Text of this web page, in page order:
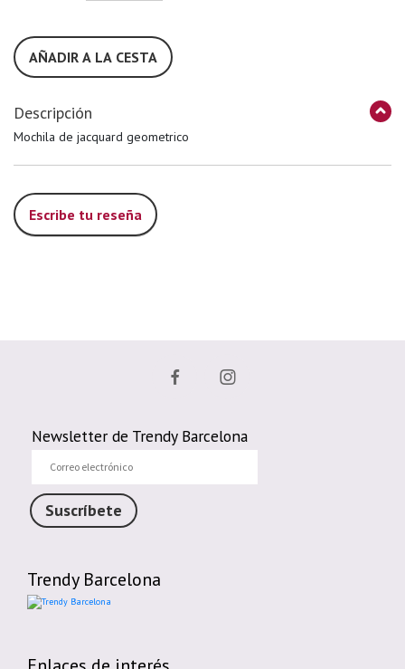
AÑADIR A LA CESTA
Descripción
Mochila de jacquard geometrico
Escribe tu reseña
Newsletter de Trendy Barcelona
electrónico
Suscríbete
Trendy Barcelona